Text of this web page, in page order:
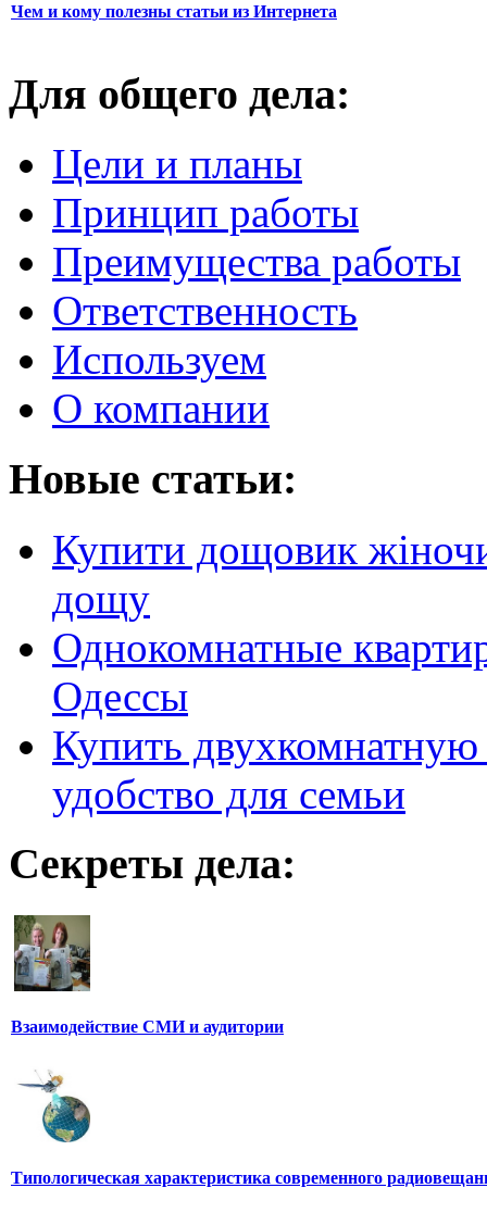
Чем и кому полезны статьи из Интернета
Для общего дела:
Цели и планы
Принцип работы
Преимущества работы
Ответственность
Используем
О компании
Новые статьи:
Купити дощовик
дощу
Однокомнатные
Одессы
Купить
удобство для семьи
Секреты дела:
Взаимодействие СМИ и аудитории
Типологическая характеристика современного